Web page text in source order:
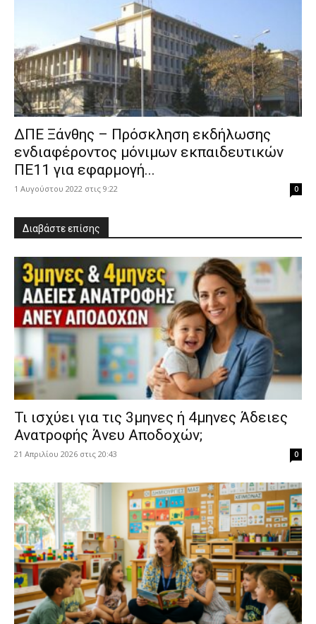
ΔΠΕ Ξάνθης – Πρόσκληση εκδήλωσης
ενδιαφέροντος μόνιμων εκπαιδευτικών
ΠΕ11 για εφαρμογή...
1 Αυγούστου 2022 στις 9:22 0
Διαβάστε επίσης
​Τι ισχύει για τις 3μηνες ή 4μηνες Άδειες
Ανατροφής Άνευ Αποδοχών;
21 Απριλίου 2026 στις 20:43 0